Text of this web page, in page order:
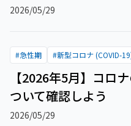
2026/05/29
#急性期 #新型コロナ (COVID-
【2026年5月】コロ
ついて確認しよう
2026/05/29